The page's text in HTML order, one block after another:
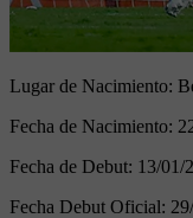
Lugar de Nacimiento:
Fecha de Nacimiento:
Fecha de Debut: 13/01/
Fecha Debut Oficial: